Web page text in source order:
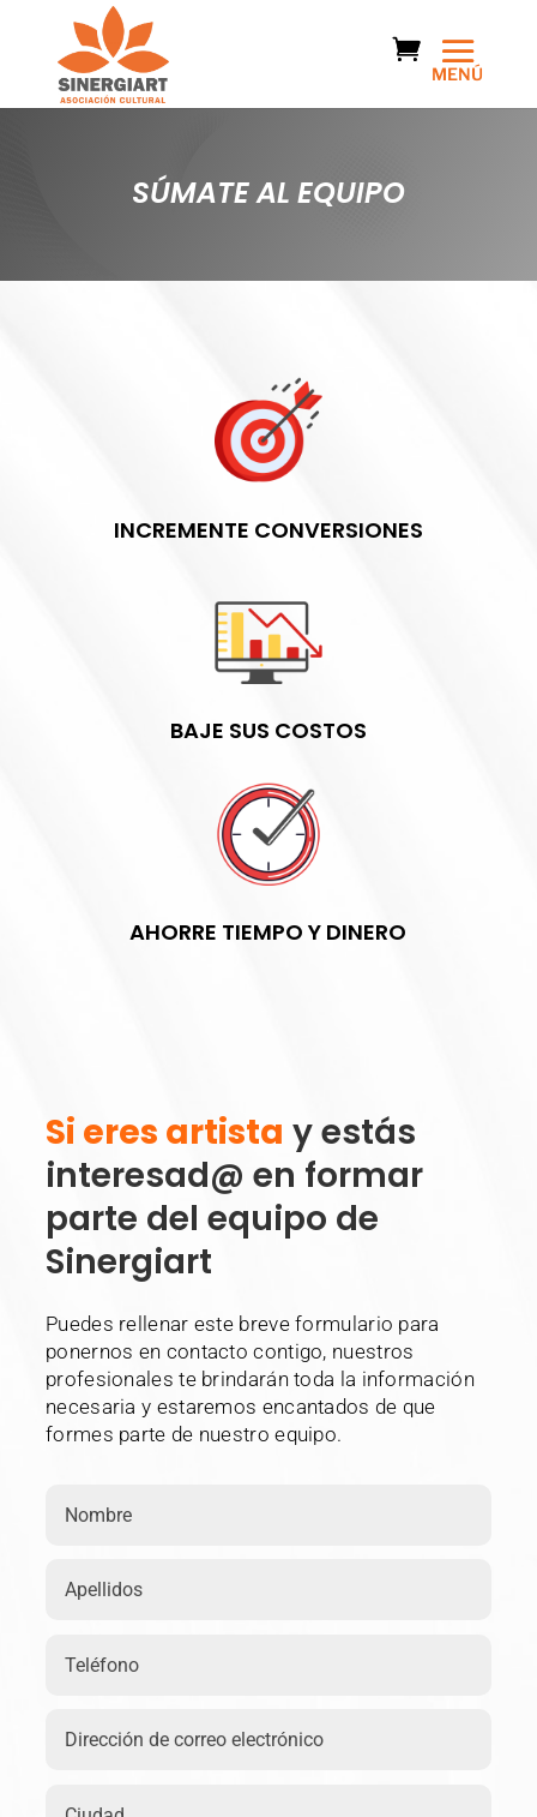
SÚMATE AL EQUIPO
INCREMENTE CONVERSIONES
BAJE SUS COSTOS
AHORRE TIEMPO Y DINERO
Si eres artista y estás
interesad@ en formar
parte del equipo de
Sinergiart
Puedes rellenar este breve formulario para
ponernos en contacto contigo, nuestros
profesionales te brindarán toda la información
necesaria y estaremos encantados de que
formes parte de nuestro equipo.